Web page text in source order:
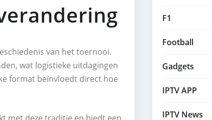
van het toernooi.
wat logistieke uitdagingen
format beïnvloedt direct hoe
F1
Football
Gadgets
IPTV APP
IPTV News